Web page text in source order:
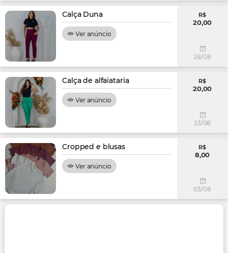
Calça Duna
Ver anúncio
R$
20,00
28/08
Calça de alfaiataria
Ver anúncio
R$
20,00
23/08
Cropped e blusas
Ver anúncio
R$
8,00
03/08